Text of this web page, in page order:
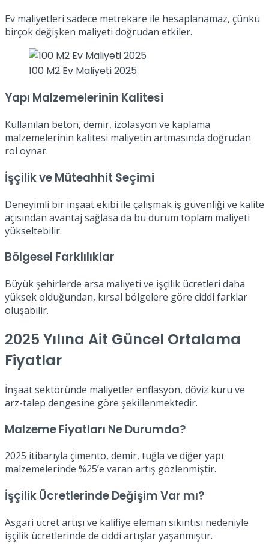
Ev maliyetleri sadece metrekare ile hesaplanamaz, çünkü
birçok değişken maliyeti doğrudan etkiler.
100 M2 Ev Maliyeti 2025
Yapı Malzemelerinin Kalitesi
Kullanılan beton, demir, izolasyon ve kaplama
malzemelerinin kalitesi maliyetin artmasında doğrudan
rol oynar.
İşçilik ve Müteahhit Seçimi
Deneyimli bir inşaat ekibi ile çalışmak iş güvenliği ve kalite
açısından avantaj sağlasa da bu durum toplam maliyeti
yükseltebilir.
Bölgesel Farklılıklar
Büyük şehirlerde arsa maliyeti ve işçilik ücretleri daha
yüksek olduğundan, kırsal bölgelere göre ciddi farklar
oluşabilir.
2025 Yılına Ait Güncel Ortalama
Fiyatlar
İnşaat sektöründe maliyetler enflasyon, döviz kuru ve
arz-talep dengesine göre şekillenmektedir.
Malzeme Fiyatları Ne Durumda?
2025 itibarıyla çimento, demir, tuğla ve diğer yapı
malzemelerinde %25’e varan artış gözlenmiştir.
İşçilik Ücretlerinde Değişim Var mı?
Asgari ücret artışı ve kalifiye eleman sıkıntısı nedeniyle
işçilik ücretlerinde de ciddi artışlar yaşanmıştır.